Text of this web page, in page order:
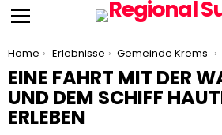
Menu
You are here:
Home Erlebnisse Gemeinde Krems
EINE FAHRT MIT DER
UND DEM SCHIFF
ERLEBEN